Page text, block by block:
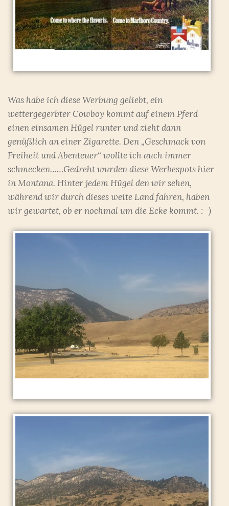
Was habe ich diese Werbung geliebt, ein
wettergegerbter Cowboy kommt auf einem Pferd
einen einsamen Hügel runter und zieht dann
genüßlich an einer Zigarette. Den „Geschmack von
Freiheit und Abenteuer“ wollte ich auch immer
schmecken……Gedreht wurden diese Werbespots hier
in Montana. Hinter jedem Hügel den wir sehen,
während wir durch dieses weite Land fahren, haben
wir gewartet, ob er nochmal um die Ecke kommt. : -)